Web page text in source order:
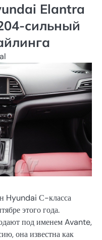
Elantra
сильный
Hyundai С-класса
этого года.
под именем Avante,
она известна как